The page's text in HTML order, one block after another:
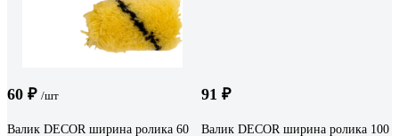
60 ₽ /шт
Валик DECOR ширина ролика 60
91 ₽
Валик DECOR ширина ролика 100